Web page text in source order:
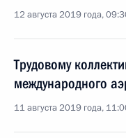
12 августа 2019 года,
Трудовому
международного
11 августа 2019 года,